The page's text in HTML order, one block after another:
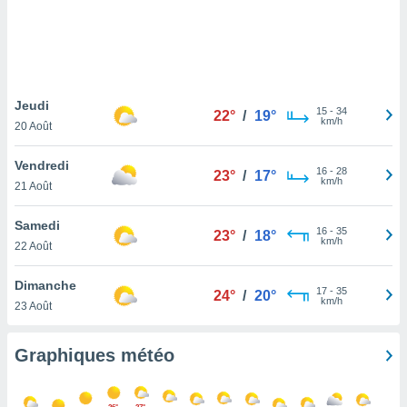
de
à
notre
cas,
la
et que
Jeudi
20 Août
22° / 19° 15- 34
km/h
Vendredi
21 Août
23° / 17° 16- 28
km/h
Samedi
22 Août
23° / 18° 16- 35
km/h
Dimanche
23 Août
24° / 20° 17- 35
km/h
Graphiques météo